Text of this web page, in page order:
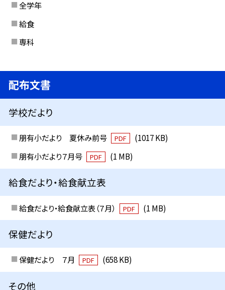
全学年
給食
専科
配布文書
学校だより
朋有小だより 夏休み前号 PDF
(1017 KB)
朋有小だより７月号
PDF (1 MB)
給食だより・給食献立表
給食だより・給食献立表（７月） PDF (1 MB)
保健だより
保健だより ７月 PDF (658 KB)
その他